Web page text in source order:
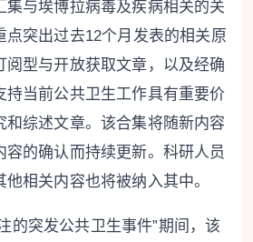
集与埃博拉病毒及疾病相关的关
点突出过去12个月发表的相关原
阅型与开放获取文章，以及经确
持当前公共卫生工作具有重要价
和综述文章。该合集将随新内容
容的确认而持续更新。科研人员
相关内容也将被纳入其中。
的突发公共卫生事件”期间，该